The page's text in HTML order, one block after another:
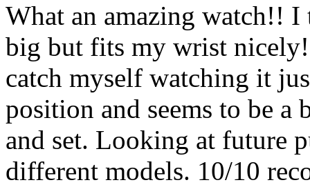
What an amazing watch!!
big but fits my wrist
catch myself watching it
position and seems to be a
and set. Looking at future
different models. 10/10